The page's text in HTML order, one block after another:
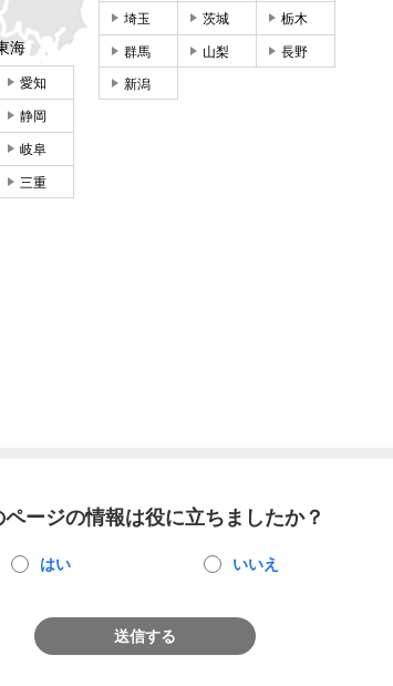
埼玉 茨城 栃木
群馬 山梨 長野
新潟
海
愛知
静岡
岐阜
三重
ページの情報は役に立ちましたか？
はい いいえ
送信する